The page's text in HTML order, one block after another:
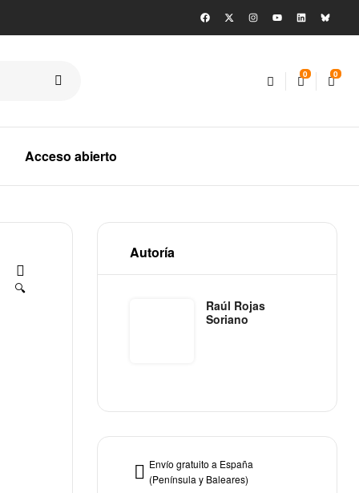
0 0
Acceso abierto
🔍
Autoría
Raúl Rojas
Soriano
Envío gratuito a España
(Península y Baleares)